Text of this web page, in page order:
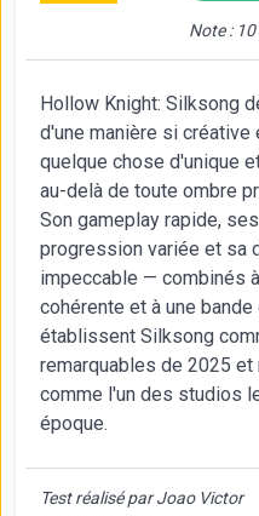
Note :
Hollow Knight: Silksong
d'une manière si
quelque chose d'unique
au-delà de toute ombre
Son gameplay rapide,
progression variée et sa
impeccable — combinés
cohérente et à une
établissent Silksong
remarquables de 2025 et
comme l'un des studios
époque.
Test réalisé par Joao Victor